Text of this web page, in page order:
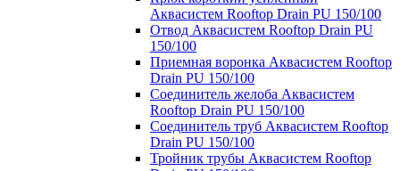
Аквасистем Rooftop Drain PU 150/100
Отвод Аквасистем Rooftop Drain PU
150/100
Приемная воронка Аквасистем Rooftop
Drain PU 150/100
Соединитель желоба Аквасистем
Rooftop Drain PU 150/100
Соединитель труб Аквасистем Rooftop
Drain PU 150/100
Тройник трубы Аквасистем Rooftop